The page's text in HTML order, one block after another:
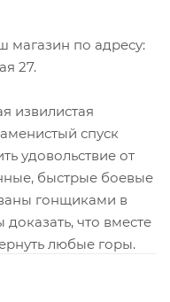
магазин по адресу:
27.
извилистая
спуск
удовольствие от
быстрые боевые
гонщиками в
что вместе
любые горы.